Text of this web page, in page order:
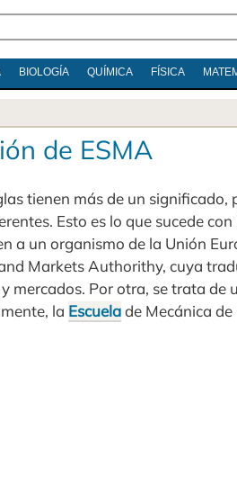
BIOLOGÍA QUÍMICA FÍSICA
de ESMA
tienen más de un significado,
Esto es lo que sucede
a un organismo de la Unión
Markets Authorithy, cuya
mercados. Por otra, se trata de
la Escuelade Mecánica